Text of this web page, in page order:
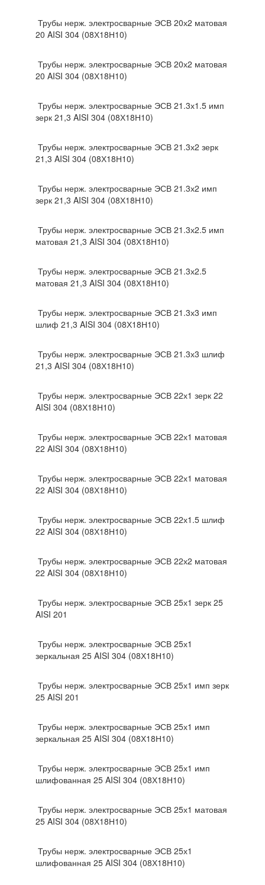
Трубы нерж. электросварные ЭСВ 20х2 матовая
20 AISI 304 (08Х18Н10)
Трубы нерж. электросварные ЭСВ 20х2 матовая
20 AISI 304 (08Х18Н10)
Трубы нерж. электросварные ЭСВ 21.3х1.5 имп
зерк 21,3 AISI 304 (08Х18Н10)
Трубы нерж. электросварные ЭСВ 21.3х2 зерк
21,3 AISI 304 (08Х18Н10)
Трубы нерж. электросварные ЭСВ 21.3х2 имп
зерк 21,3 AISI 304 (08Х18Н10)
Трубы нерж. электросварные ЭСВ 21.3х2.5 имп
матовая 21,3 AISI 304 (08Х18Н10)
Трубы нерж. электросварные ЭСВ 21.3х2.5
матовая 21,3 AISI 304 (08Х18Н10)
Трубы нерж. электросварные ЭСВ 21.3х3 имп
шлиф 21,3 AISI 304 (08Х18Н10)
Трубы нерж. электросварные ЭСВ 21.3х3 шлиф
21,3 AISI 304 (08Х18Н10)
Трубы нерж. электросварные ЭСВ 22х1 зерк 22
AISI 304 (08Х18Н10)
Трубы нерж. электросварные ЭСВ 22х1 матовая
22 AISI 304 (08Х18Н10)
Трубы нерж. электросварные ЭСВ 22х1 матовая
22 AISI 304 (08Х18Н10)
Трубы нерж. электросварные ЭСВ 22х1.5 шлиф
22 AISI 304 (08Х18Н10)
Трубы нерж. электросварные ЭСВ 22х2 матовая
22 AISI 304 (08Х18Н10)
Трубы нерж. электросварные ЭСВ 25х1 зерк 25
AISI 201
Трубы нерж. электросварные ЭСВ 25х1
зеркальная 25 AISI 304 (08Х18Н10)
Трубы нерж. электросварные ЭСВ 25х1 имп зерк
25 AISI 201
Трубы нерж. электросварные ЭСВ 25х1 имп
зеркальная 25 AISI 304 (08Х18Н10)
Трубы нерж. электросварные ЭСВ 25х1 имп
шлифованная 25 AISI 304 (08Х18Н10)
Трубы нерж. электросварные ЭСВ 25х1 матовая
25 AISI 304 (08Х18Н10)
Трубы нерж. электросварные ЭСВ 25х1
шлифованная 25 AISI 304 (08Х18Н10)